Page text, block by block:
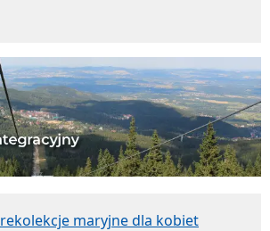
rekolekcje maryjne dla kobiet